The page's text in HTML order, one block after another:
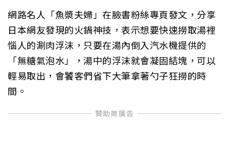
網路名人「魚漿夫婦」在臉書粉絲專頁發文，分享
日本網友發現的火鍋神技，表示想要快速撈取湯裡
惱人的涮肉浮沫，只要在湯內倒入汽水機提供的
「無糖氣泡水」，湯中的浮沫就會凝固結塊，可以
輕易取出，會饕客們省下大筆拿著勺子狂撈的時
間。